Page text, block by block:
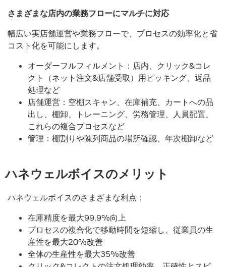
さまざまな店内の業務フローにマルチに対応
幅広い実店舗運営や業務フローで、プロセスの効率化と省
コスト化を可能にします。
オーダーフルフィルメント：店内、クリック&コレ
クト（ネット注文&店舗受取）用ピッキング、返品
処理など
店舗運営：空棚スキャン、在庫補充、カートへの品
出し、棚卸、トレーニング、労務管理、人員配置、
これらの複合プロセスなど
管理：棚割りや陳列商品の場所確認、年次棚卸など
ハネウェルボイスのメリット
ハネウェルボイスのさまざまな利点：
在庫精度を最大99.9%向上
プロセスの複合化で移動時間を短縮し、従業員の生
産性を最大20%改善
全体の生産性を最大35%改善